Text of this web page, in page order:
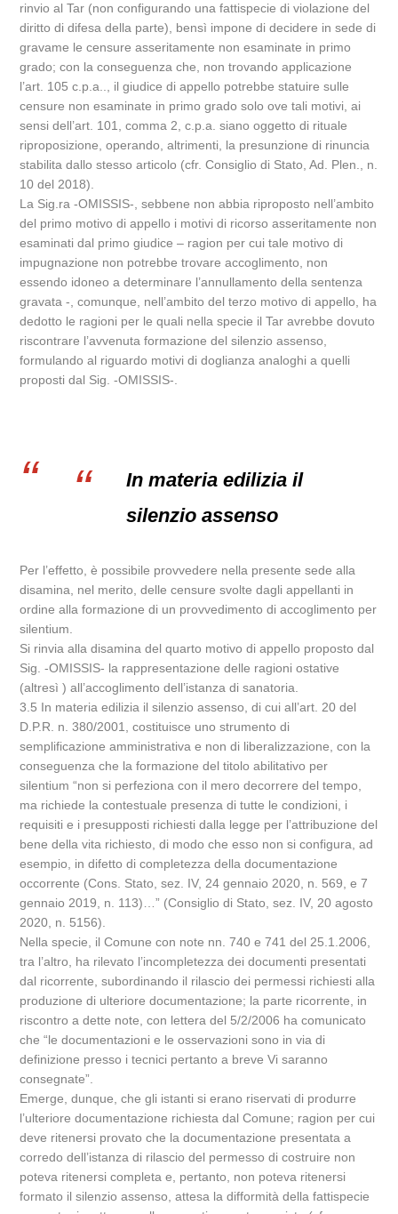
rinvio al Tar (non configurando una fattispecie di violazione del
diritto di difesa della parte), bensì impone di decidere in sede di
gravame le censure asseritamente non esaminate in primo
grado; con la conseguenza che, non trovando applicazione
l’art. 105 c.p.a.., il giudice di appello potrebbe statuire sulle
censure non esaminate in primo grado solo ove tali motivi, ai
sensi dell’art. 101, comma 2, c.p.a. siano oggetto di rituale
riproposizione, operando, altrimenti, la presunzione di rinuncia
stabilita dallo stesso articolo (cfr. Consiglio di Stato, Ad. Plen., n.
10 del 2018).
La Sig.ra -OMISSIS-, sebbene non abbia riproposto nell’ambito
del primo motivo di appello i motivi di ricorso asseritamente non
esaminati dal primo giudice – ragion per cui tale motivo di
impugnazione non potrebbe trovare accoglimento, non
essendo idoneo a determinare l’annullamento della sentenza
gravata -, comunque, nell’ambito del terzo motivo di appello, ha
dedotto le ragioni per le quali nella specie il Tar avrebbe dovuto
riscontrare l’avvenuta formazione del silenzio assenso,
formulando al riguardo motivi di doglianza analoghi a quelli
proposti dal Sig. -OMISSIS-.
In materia edilizia il
silenzio assenso
Per l’effetto, è possibile provvedere nella presente sede alla
disamina, nel merito, delle censure svolte dagli appellanti in
ordine alla formazione di un provvedimento di accoglimento per
silentium.
Si rinvia alla disamina del quarto motivo di appello proposto dal
Sig. -OMISSIS- la rappresentazione delle ragioni ostative
(altresì ) all’accoglimento dell’istanza di sanatoria.
3.5 In materia edilizia il silenzio assenso, di cui all’art. 20 del
D.P.R. n. 380/2001, costituisce uno strumento di
semplificazione amministrativa e non di liberalizzazione, con la
conseguenza che la formazione del titolo abilitativo per
silentium “non si perfeziona con il mero decorrere del tempo,
ma richiede la contestuale presenza di tutte le condizioni, i
requisiti e i presupposti richiesti dalla legge per l’attribuzione del
bene della vita richiesto, di modo che esso non si configura, ad
esempio, in difetto di completezza della documentazione
occorrente (Cons. Stato, sez. IV, 24 gennaio 2020, n. 569, e 7
gennaio 2019, n. 113)…” (Consiglio di Stato, sez. IV, 20 agosto
2020, n. 5156).
Nella specie, il Comune con note nn. 740 e 741 del 25.1.2006,
tra l’altro, ha rilevato l’incompletezza dei documenti presentati
dal ricorrente, subordinando il rilascio dei permessi richiesti alla
produzione di ulteriore documentazione; la parte ricorrente, in
riscontro a dette note, con lettera del 5/2/2006 ha comunicato
che “le documentazioni e le osservazioni sono in via di
definizione presso i tecnici pertanto a breve Vi saranno
consegnate”.
Emerge, dunque, che gli istanti si erano riservati di produrre
l’ulteriore documentazione richiesta dal Comune; ragion per cui
deve ritenersi provato che la documentazione presentata a
corredo dell’istanza di rilascio del permesso di costruire non
poteva ritenersi completa e, pertanto, non poteva ritenersi
formato il silenzio assenso, attesa la difformità della fattispecie